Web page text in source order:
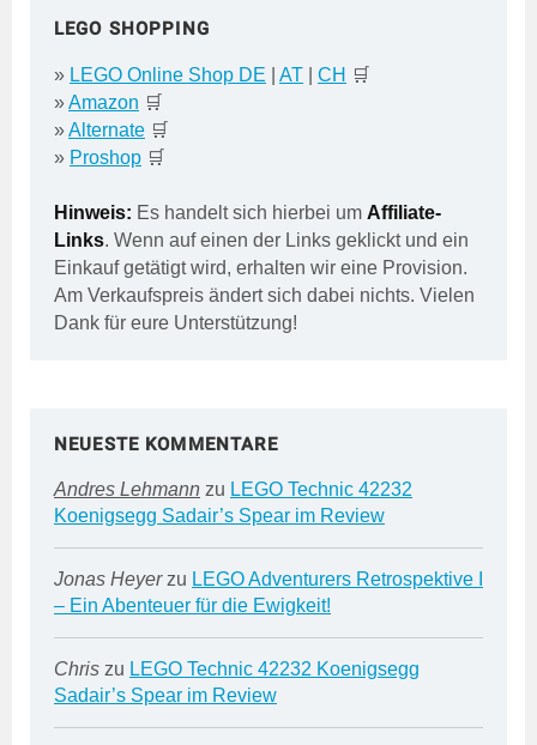
LEGO SHOPPING
» LEGO Online Shop DE AT CH 🛒
»Amazon 🛒
»Alternate 🛒
» Proshop 🛒
Hinweis: Es handelt sich hierbei um Affiliate-
Links. Wenn auf einen der Links geklickt und ein
Einkauf getätigt wird, erhalten wir eine Provision.
Am Verkaufspreis ändert sich dabei nichts. Vielen
Dank für eure Unterstützung!
NEUESTE KOMMENTARE
Andres Lehmann zu LEGO Technic 42232
Koenigsegg Sadair’s Spear im Review
Jonas Heyerzu LEGO Adventurers Retrospektive I
– Ein Abenteuer für die Ewigkeit!
Chris zu LEGO Technic 42232 Koenigsegg
Sadair’s Spear im Review